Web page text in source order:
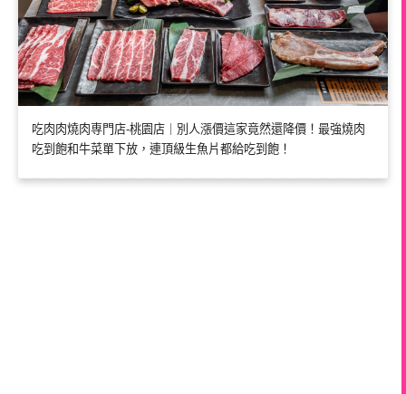
吃肉肉燒肉専門店-桃園店｜別人漲價這家竟然還降價！最強燒肉
吃到飽和牛菜單下放，連頂級生魚片都給吃到飽！